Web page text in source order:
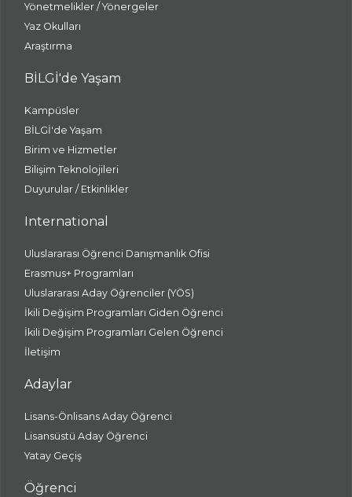
Yönetmelikler / Yönergeler
Yaz Okulları
Araştırma
BİLGİ'de Yaşam
Kampüsler
BİLGİ'de Yaşam
Birim ve Hizmetler
Bilişim Teknolojileri
Duyurular / Etkinlikler
International
Uluslararası Öğrenci Danışmanlık Ofisi
Erasmus+ Programları
Uluslararası Aday Öğrenciler (YÖS)
İkili Değişim Programları Giden Öğrenci
İkili Değişim Programları Gelen Öğrenci
İletişim
Adaylar
Lisans-Önlisans Aday Öğrenci
Lisansüstü Aday Öğrenci
Yatay Geçiş
Öğrenci